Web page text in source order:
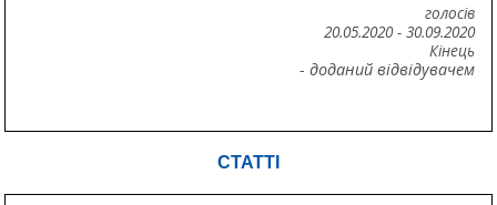
голосів
20.05.2020- 30.09.2020
Кінець
- доданий відвідувачем
СТАТТІ